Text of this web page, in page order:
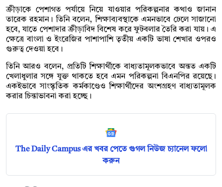
ক্রীড়াকে পেশাগত পর্যায়ে নিয়ে যাওয়ার পরিকল্পনার কথাও জানান
তারেক রহমান। তিনি বলেন, শিক্ষাব্যবস্থাকে এমনভাবে ঢেলে সাজানো
হবে, যাতে পেশাদার ক্রীড়াবিদ বিশেষ করে ফুটবলার তৈরি করা যায়। এ
ক্ষেত্রে বাংলা ও ইংরেজির পাশাপাশি তৃতীয় একটি ভাষা শেখার ওপরও
গুরুত্ব দেওয়া হবে।
তিনি আরও বলেন, প্রতিটি শিক্ষার্থীকে বাধ্যতামূলকভাবে অন্তত একটি
খেলাধুলার সঙ্গে যুক্ত থাকতে হবে এমন পরিকল্পনা বিএনপির রয়েছে।
একইভাবে সাংস্কৃতিক কর্মকাণ্ডেও শিক্ষার্থীদের অংশগ্রহণ বাধ্যতামূলক
করার চিন্তাভাবনা করা হচ্ছে।
The Daily Campus এর খবর পেতে গুগল নিউজ চ্যানেল ফলো
করুন